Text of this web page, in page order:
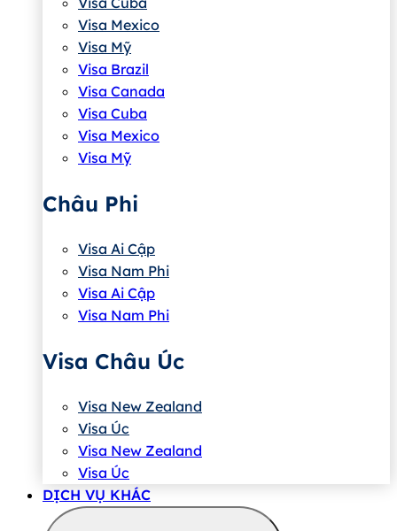
Visa Mexico
Visa Mỹ
Visa Brazil
Visa Canada
Visa Cuba
Visa Mexico
Visa Mỹ
Châu Phi
Visa Ai Cập
Visa Nam Phi
Visa Ai Cập
Visa Nam Phi
Visa Châu Úc
Visa New Zealand
Visa Úc
Visa New Zealand
Visa Úc
DỊCH VỤ KHÁC